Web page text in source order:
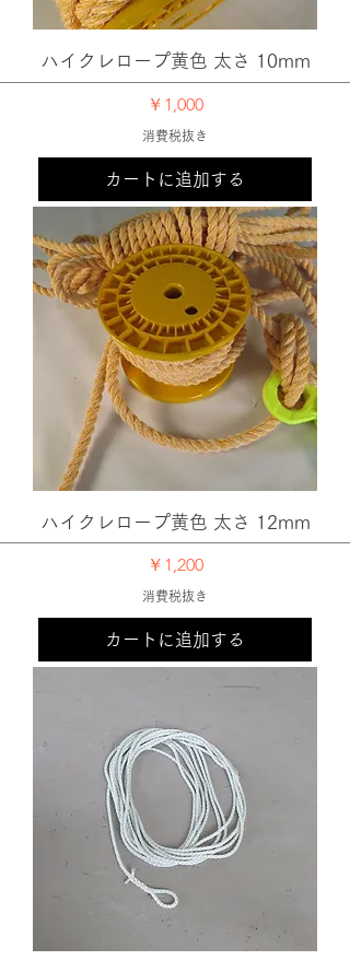
ハイクレロープ黄色 太さ 10mm
価格
￥1,000
消費税抜き
カートに追加する
ハイクレロープ黄色 太さ 12mm
価格
￥1,200
消費税抜き
カートに追加する